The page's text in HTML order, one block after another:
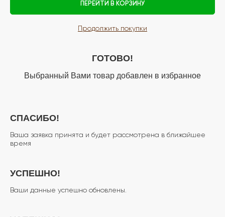
ПЕРЕЙТИ В КОРЗИНУ
Продолжить покупки
ГОТОВО!
Выбранный Вами товар добавлен в избранное
СПАСИБО!
Ваша заявка принята и будет рассмотрена в ближайшее
время
УСПЕШНО!
Ваши данные успешно обновлены.